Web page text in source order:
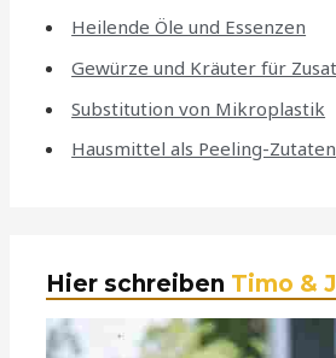
Heilende Öle und Essenzen
Gewürze und Kräuter für
Substitution von Mikroplastik
Hausmittel als Peeling-Zutaten
Hier schreiben Timo &